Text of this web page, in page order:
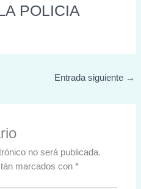
POLICIA
Entrada siguiente →
no será publicada.
marcados con*